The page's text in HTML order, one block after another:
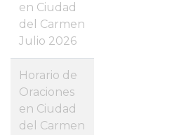
en Ciudad
del Carmen
Julio 2026
Horario de
Oraciones
en Ciudad
del Carmen